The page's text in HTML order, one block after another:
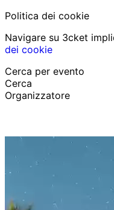
Politica dei cookie
Navigare su 3cket
dei cookie
Cerca per evento
Cerca
Organizzatore
Italiano
Aiuto per il partecipante
Login